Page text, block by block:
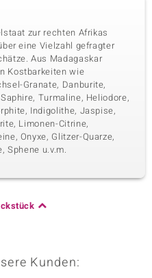
zur rechten Afrikas
eine Vielzahl gefragter
Aus Madagaskar
Kostbarkeiten wie
Granate, Danburite,
Turmaline, Heliodore,
Indigolithe, Jaspise,
Limonen-Citrine,
Onyxe, Glitzer-Quarze,
Sphene u.v.m.
Kunden: